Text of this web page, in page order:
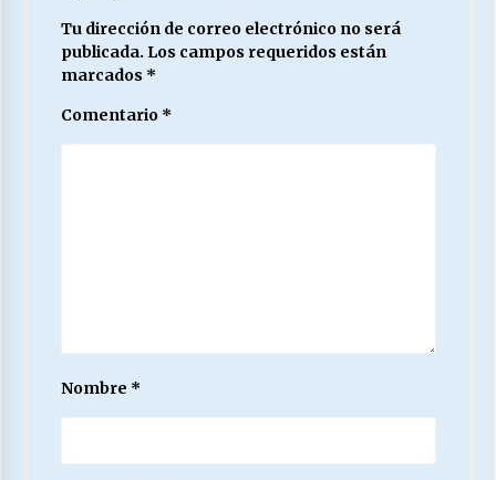
Tu dirección de correo electrónico no será
publicada. Los campos requeridos están
marcados *
Comentario *
Nombre *